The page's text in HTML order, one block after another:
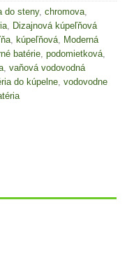
do steny, chromova,
, Dizajnová kúpeľňová
, kúpeľňová, Moderná
batérie, podomietková,
, vaňová vodovodná
do kúpelne, vodovodne